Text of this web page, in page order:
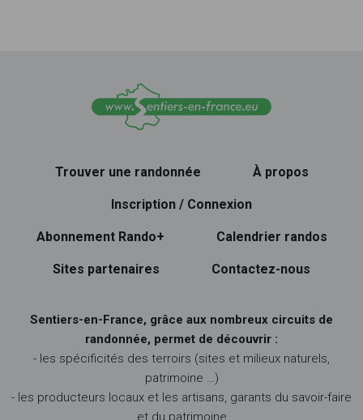
Trouver une randonnée À propos
Inscription / Connexion
Abonnement Rando+ Calendrier randos
Sites partenaires Contactez-nous
Sentiers-en-France, grâce aux nombreux circuits de
randonnée, permet de découvrir :
- les spécificités des terroirs (sites et milieux naturels,
patrimoine …)
- les producteurs locaux et les artisans, garants du savoir-faire
et du patrimoine